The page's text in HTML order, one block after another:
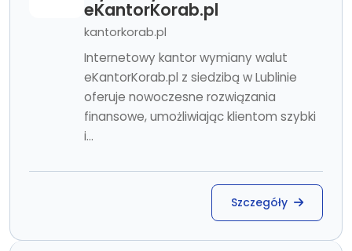
eKantorKorab.pl
kantorkorab.pl
Internetowy kantor wymiany walut
eKantorKorab.pl z siedzibą w Lublinie
oferuje nowoczesne rozwiązania
finansowe, umożliwiając klientom szybki
i...
Szczegóły